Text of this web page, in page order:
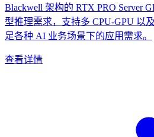
Blackwell 架构的 RTX PRO Server
型推理需求，支持多 CPU-GPU 以
足各种 AI 业务场景下的应用需求。
查看详情